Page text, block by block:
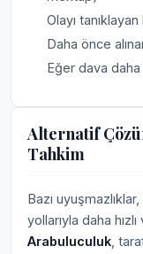
Olayı
Daha önce
Eğer dava
Alternatif
Tahkim
Bazı
yollarıyla daha
Arabuluculuk ,